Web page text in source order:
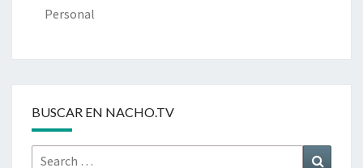
Personal
BUSCAR EN NACHO.TV
Search